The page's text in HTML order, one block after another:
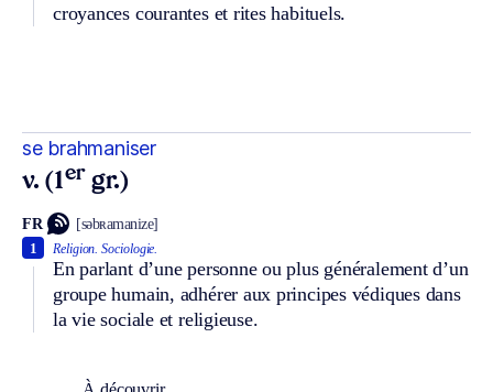
croyances courantes et rites habituels.
se brahmaniser
v. (1er gr.)
FR [səbʀamanize]
Religion. Sociologie.
En parlant d’une personne ou plus généralement d’un
groupe humain, adhérer aux principes védiques dans
la vie sociale et religieuse.
1